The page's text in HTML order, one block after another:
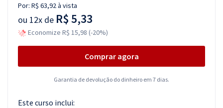
Por: R$ 63,92à vista
ou 12x de R$ 5,33
Economize R$ 15,98 (-20%)
Comprar agora
Garantia de devolução do dinheiro em 7 dias.
Este curso inclui: